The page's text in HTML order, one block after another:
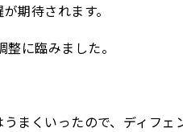
期待されます。
に臨みました。
まくいったので、ディフ